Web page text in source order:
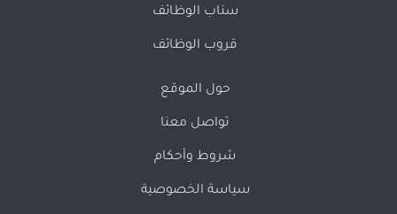
سناب الوظائف
قروب الوظائف
حول الموقع
تواصل معنا
شروط وأحكام
سياسة الخصوصية